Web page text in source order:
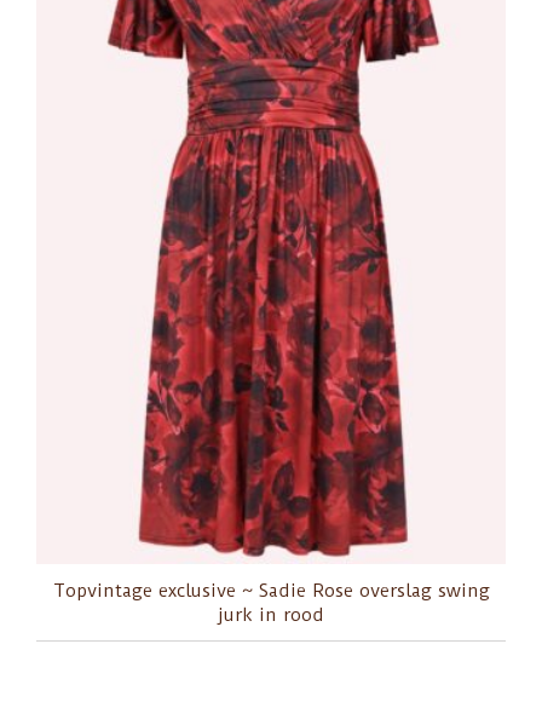
Topvintage exclusive ~ Sadie Rose overslag swing
jurk in rood